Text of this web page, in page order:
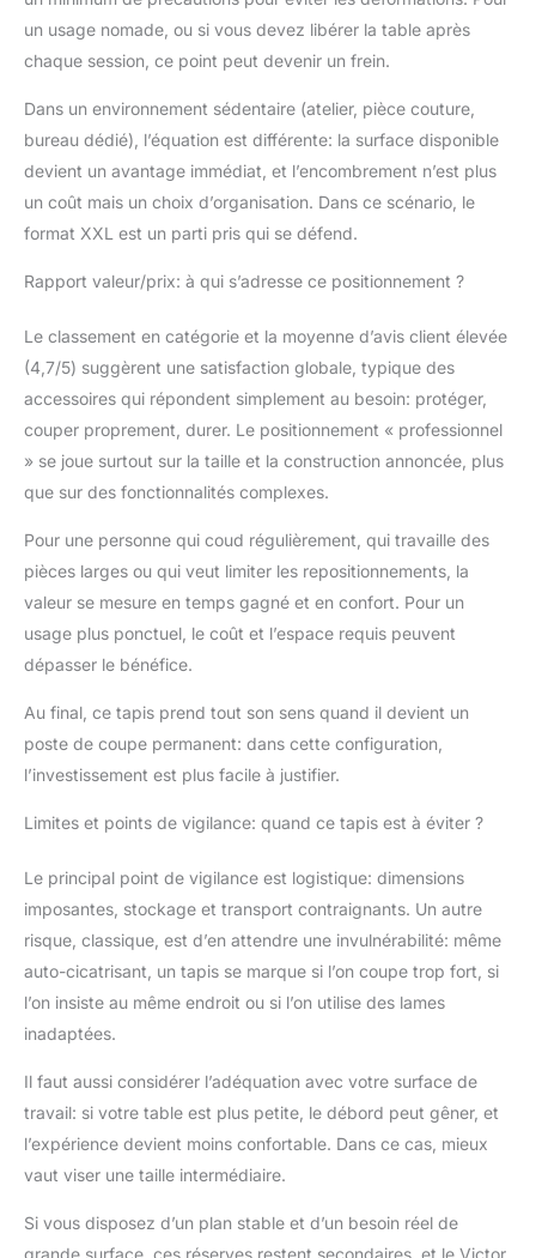
un usage nomade, ou si vous devez libérer la table après
chaque session, ce point peut devenir un frein.
Dans un environnement sédentaire (atelier, pièce couture,
bureau dédié), l’équation est différente: la surface disponible
devient un avantage immédiat, et l’encombrement n’est plus
un coût mais un choix d’organisation. Dans ce scénario, le
format XXL est un parti pris qui se défend.
Rapport valeur/prix: à qui s’adresse ce positionnement ?
Le classement en catégorie et la moyenne d’avis client élevée
(4,7/5) suggèrent une satisfaction globale, typique des
accessoires qui répondent simplement au besoin: protéger,
couper proprement, durer. Le positionnement « professionnel
» se joue surtout sur la taille et la construction annoncée, plus
que sur des fonctionnalités complexes.
Pour une personne qui coud régulièrement, qui travaille des
pièces larges ou qui veut limiter les repositionnements, la
valeur se mesure en temps gagné et en confort. Pour un
usage plus ponctuel, le coût et l’espace requis peuvent
dépasser le bénéfice.
Au final, ce tapis prend tout son sens quand il devient un
poste de coupe permanent: dans cette configuration,
l’investissement est plus facile à justifier.
Limites et points de vigilance: quand ce tapis est à éviter ?
Le principal point de vigilance est logistique: dimensions
imposantes, stockage et transport contraignants. Un autre
risque, classique, est d’en attendre une invulnérabilité: même
auto-cicatrisant, un tapis se marque si l’on coupe trop fort, si
l’on insiste au même endroit ou si l’on utilise des lames
inadaptées.
Il faut aussi considérer l’adéquation avec votre surface de
travail: si votre table est plus petite, le débord peut gêner, et
l’expérience devient moins confortable. Dans ce cas, mieux
vaut viser une taille intermédiaire.
Si vous disposez d’un plan stable et d’un besoin réel de
grande surface, ces réserves restent secondaires, et le Victor